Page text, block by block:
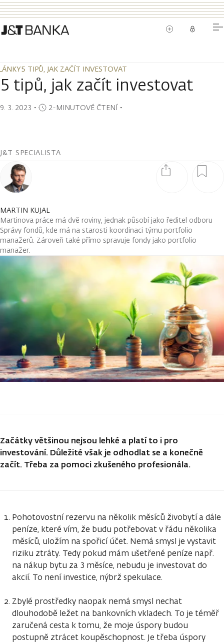
5 TIPŮ, JAK ZAČÍT INVESTOVAT
5 TIPŮ, JAK ZAČÍT INVESTOVAT
5 tipů, jak začít investovat
9. 3. 2023 ・ 2-MINUTOVÉ ČTENÍ・
J&T SPECIALISTA
MARTIN KUJAL
Martinova práce má dvě roviny, jednak působí jako ředitel odboru
Správy fondů, kde má na starosti koordinaci týmu portfolio
manažerů. Zároveň také přímo spravuje fondy jako portfolio
manažer.
Začátky většinou nejsou lehké a platí to i pro
investování. Důležité však je odhodlat se a konečně
začít. Třeba za pomoci zkušeného profesionála.
Pohotovostní rezervu na několik měsíců živobytí a dále
peníze, které vím, že budu potřebovat v řádu několika
měsíců, uložím na spořicí účet. Nemá smysl je vystavit
riziku ztráty. Tedy pokud mám ušetřené peníze např.
na nákup bytu za 3 měsíce, nebudu je investovat do
akcií. To není investice, nýbrž spekulace.
Zbylé prostředky naopak nemá smysl nechat
dlouhodobě ležet na bankovních vkladech. To je téměř
zaručená cesta k tomu, že moje úspory budou
postupně ztrácet koupěschopnost. Je třeba úspory